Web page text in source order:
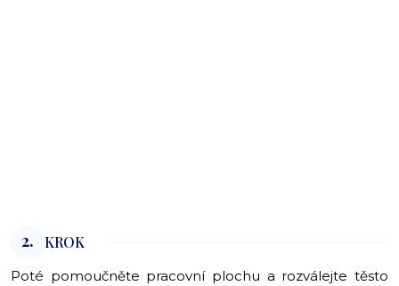
2. KROK
Poté pomoučněte pracovní plochu a rozválejte těsto